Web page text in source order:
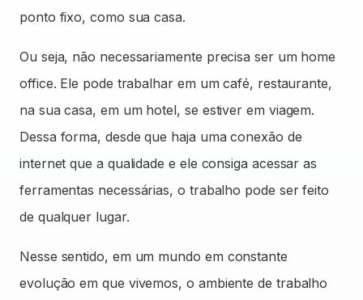
ponto fixo, como sua casa.
Ou seja, não necessariamente precisa ser um home
office. Ele pode trabalhar em um café, restaurante,
na sua casa, em um hotel, se estiver em viagem.
Dessa forma, desde que haja uma conexão de
internet que a qualidade e ele consiga acessar as
ferramentas necessárias, o trabalho pode ser feito
de qualquer lugar.
Nesse sentido, em um mundo em constante
evolução em que vivemos, o ambiente de trabalho